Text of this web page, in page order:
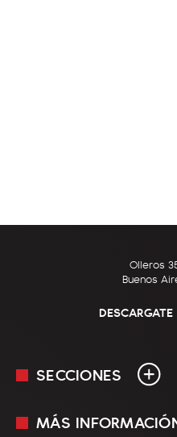
Olleros
Buenos
SECCIONES
En Vivo
MÁS